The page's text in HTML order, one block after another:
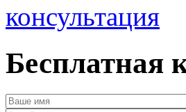
консультация
Бесплатная